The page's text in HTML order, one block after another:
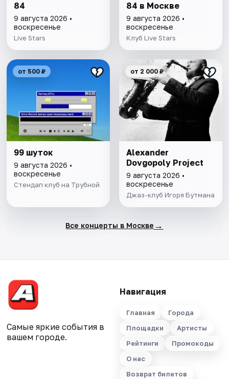
84
9 августа 2026 •
воскресенье
Live Stars
84 в Москве
9 августа 2026 •
воскресенье
Клуб Live Stars
от 500 ₽
99 шуток
9 августа 2026 •
воскресенье
Стендап клуб на Трубной
от 2 000 ₽
Alexander
Dovgopoly Project
9 августа 2026 •
воскресенье
Джаз-клуб Игоря Бутмана
Все концерты в Москве →
Самые яркие события в
вашем городе.
Навигация
Главная
Города
Площадки
Артисты
Рейтинги
Промокоды
О нас
Возврат билетов